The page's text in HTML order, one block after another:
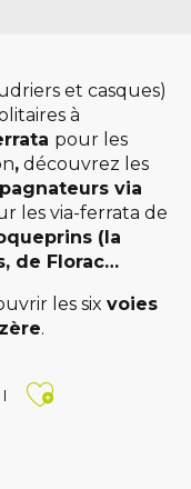
et casques)
à
pour les
, découvrez les
via
les via-ferrata de
(la
de Florac…
les six voies
.
Ajouter